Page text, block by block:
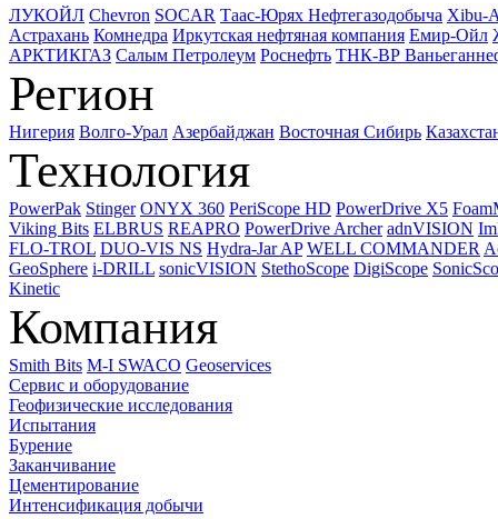
ЛУКОЙЛ Chevron SOCAR Таас-Юрях Нефтегазодобыча Xibu-
Астрахань Комнедра Иркутская нефтяная компания Емир-Ойл
АРКТИКГАЗ Салым Петролеум Роснефть ТНК-ВР
Регион
Нигерия Волго-Урал Азербайджан Восточная Сибирь
Технология
PowerPak Stinger ONYX 360 PeriScope HD PowerDrive X5
Viking Bits ELBRUS REAPRO PowerDrive Archer adnVISION
FLO-TROL DUO-VIS NS Hydra-Jar AP WELL COMMANDER
GeoSphere i-DRILL sonicVISION StethoScope DigiScope
Kinetic
Компания
Smith Bits M-I SWACO Geoservices
Сервис и оборудование
Геофизические исследования
Испытания
Бурение
Заканчивание
Цементирование
Интенсификация добычи